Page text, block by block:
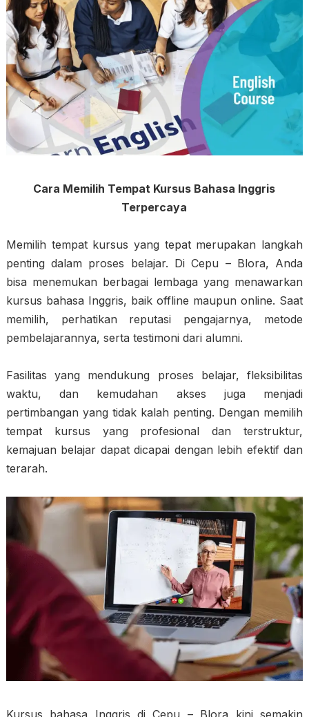
Cara Memilih Tempat Kursus Bahasa Inggris
Terpercaya
Memilih tempat kursus yang tepat merupakan langkah
penting dalam proses belajar. Di Cepu – Blora, Anda
bisa menemukan berbagai lembaga yang menawarkan
kursus bahasa Inggris, baik offline maupun online. Saat
memilih, perhatikan reputasi pengajarnya, metode
pembelajarannya, serta testimoni dari alumni.
Fasilitas yang mendukung proses belajar, fleksibilitas
waktu, dan kemudahan akses juga menjadi
pertimbangan yang tidak kalah penting. Dengan memilih
tempat kursus yang profesional dan terstruktur,
kemajuan belajar dapat dicapai dengan lebih efektif dan
terarah.
Kursus bahasa Inggris di Cepu – Blora kini semakin